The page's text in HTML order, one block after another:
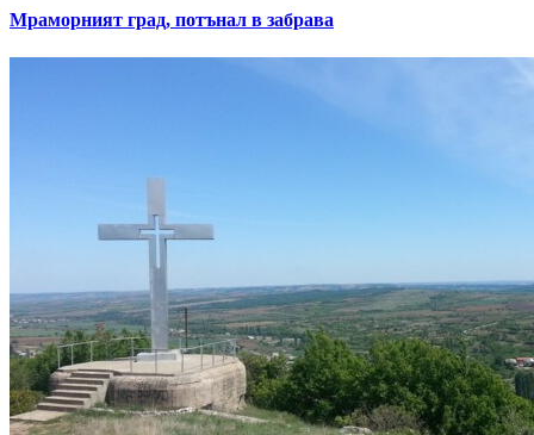
Мраморният град, потънал в забрава